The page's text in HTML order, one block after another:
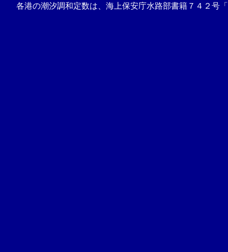
各港の潮汐調和定数は、海上保安庁水路部書籍７４２号